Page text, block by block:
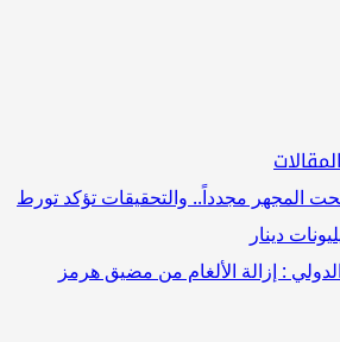
المجهر مجدداً.. والتحقيقات تؤكد تورط
: إزالة الألغام من مضيق هرمز